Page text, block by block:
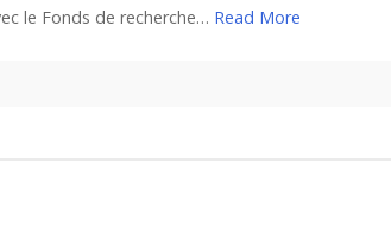
le Fonds de recherche… Read More